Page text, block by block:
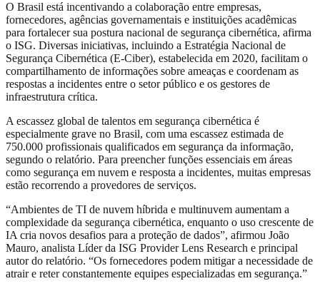
O Brasil está incentivando a colaboração entre empresas,
fornecedores, agências governamentais e instituições acadêmicas
para fortalecer sua postura nacional de segurança cibernética, afirma
o ISG. Diversas iniciativas, incluindo a Estratégia Nacional de
Segurança Cibernética (E-Ciber), estabelecida em 2020, facilitam o
compartilhamento de informações sobre ameaças e coordenam as
respostas a incidentes entre o setor público e os gestores de
infraestrutura crítica.
A escassez global de talentos em segurança cibernética é
especialmente grave no Brasil, com uma escassez estimada de
750.000 profissionais qualificados em segurança da informação,
segundo o relatório. Para preencher funções essenciais em áreas
como segurança em nuvem e resposta a incidentes, muitas empresas
estão recorrendo a provedores de serviços.
“Ambientes de TI de nuvem híbrida e multinuvem aumentam a
complexidade da segurança cibernética, enquanto o uso crescente de
IA cria novos desafios para a proteção de dados”, afirmou João
Mauro, analista Líder da ISG Provider Lens Research e principal
autor do relatório. “Os fornecedores podem mitigar a necessidade de
atrair e reter constantemente equipes especializadas em segurança.”